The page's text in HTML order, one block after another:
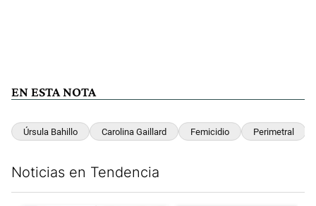
EN ESTA NOTA
Úrsula Bahillo Carolina Gaillard Femicidio Perimetral
Noticias en Tendencia